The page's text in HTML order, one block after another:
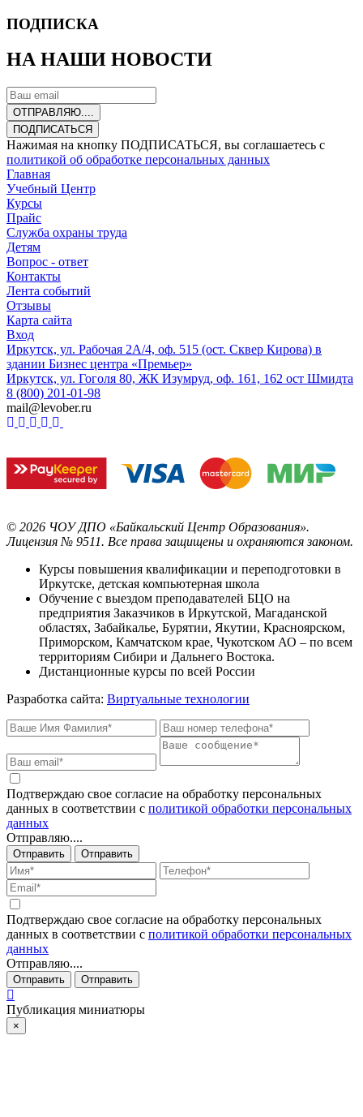
ПОДПИСКА
НА НАШИ НОВОСТИ
ОТПРАВЛЯЮ....
ПОДПИСАТЬСЯ
Нажимая на кнопку ПОДПИСАТЬСЯ, вы соглашаетесь с
политикой об обработке персональных данных
Главная
Учебный Центр
Курсы
Прайс
Служба охраны труда
Детям
Вопрос - ответ
Контакты
Лента событий
Отзывы
Карта сайта
Вход
Иркутск, ул. Рабочая 2А/4, оф. 515 (ост. Сквер Кирова) в
здании Бизнес центра «Премьер»
Иркутск, ул. Гоголя 80, ЖК Изумруд, оф. 161, 162 ост Шмидта
8 (800) 201-01-98
mail@levober.ru
© 2026 ЧОУ ДПО «Байкальский Центр Образования».
Лицензия № 9511. Все права защищены и охраняются законом.
Курсы повышения квалификации и переподготовки в
Иркутске, детская компьютерная школа
Обучение с выездом преподавателей БЦО на
предприятия Заказчиков в Иркутской, Магаданской
областях, Забайкалье, Бурятии, Якутии, Красноярском,
Приморском, Камчатском крае, Чукотском АО – по всем
территориям Сибири и Дальнего Востока.
Дистанционные курсы по всей России
Разработка сайта: Виртуальные технологии
Подтверждаю свое согласие на обработку персональных
данных в соответствии с политикой обработки персональных
данных
Отправляю....
Отправить Отправить
Подтверждаю свое согласие на обработку персональных
данных в соответствии с политикой обработки персональных
данных
Отправляю....
Отправить Отправить
Публикация миниатюры
×